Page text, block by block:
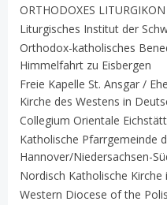
ORTHODOXES LITURGIKON
Liturgisches Institut der
Orthodox-katholisches
Himmelfahrt zu Eisbergen
Freie Kapelle St. Ansgar /
Kirche des Westens in
Collegium Orientale Eichstätt
Katholische Pfarrgemeinde
Hannover/Niedersachsen-
Nordisch Katholische Kirche
Western Diocese of the